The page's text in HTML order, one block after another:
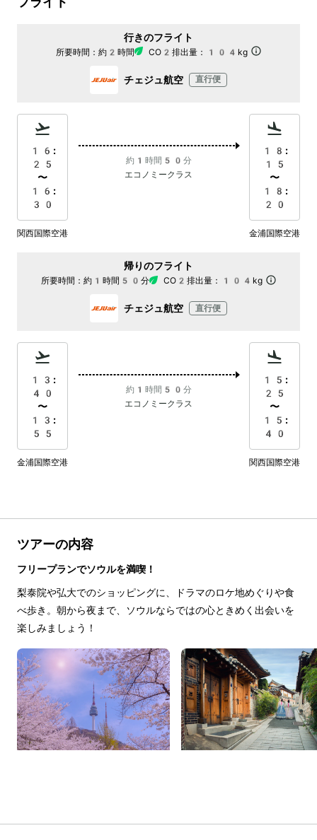
行きのフライト
所要時間： 約2時間 CO2排出量： 104kg
チェジュ航空 直行便
16:
25
〜
16:
30
約1時間50分
エコノミークラス
18:
15
〜
18:
20
関西国際空港 金浦国際空港
帰りのフライト
所要時間： 約1時間50分 CO2排出量： 104kg
チェジュ航空 直行便
13:
40
〜
13:
55
約1時間50分
エコノミークラス
15:
25
〜
15:
40
金浦国際空港 関西国際空港
ツアーの内容
フリープランでソウルを満喫！
梨泰院や弘大でのショッピングに、ドラマのロケ地めぐりや食
べ歩き。朝から夜まで、ソウルならではの心ときめく出会いを
楽しみましょう！